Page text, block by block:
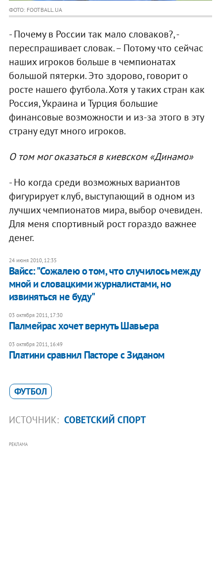
ФОТО: FOOTBALL.UA
- Почему в России так мало словаков?, -
переспрашивает словак. – Потому что сейчас
наших игроков больше в чемпионатах
большой пятерки. Это здорово, говорит о
росте нашего футбола. Хотя у таких стран как
Россия, Украина и Турция большие
финансовые возможности и из-за этого в эту
страну едут много игроков.
О том мог оказаться в киевском «Динамо»
- Но когда среди возможных вариантов
фигурирует клуб, выступающий в одном из
лучших чемпионатов мира, выбор очевиден.
Для меня спортивный рост гораздо важнее
денег.
24 июня 2010, 12:35
Вайсс: "Сожалею о том, что случилось между
мной и словацкими журналистами, но
извиняться не буду"
03 октября 2011, 17:30
Палмейрас хочет вернуть Шавьера
03 октября 2011, 16:49
Платини сравнил Пасторе с Зиданом
ФУТБОЛ
ИСТОЧНИК: СОВЕТСКИЙ СПОРТ
РЕКЛАМА